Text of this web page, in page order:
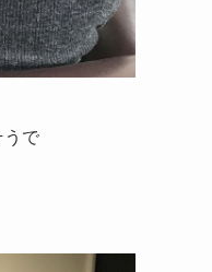
うで